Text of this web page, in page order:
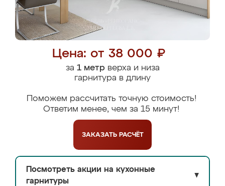
Цена: от 38 000 ₽
за 1 метрверха и низа
гарнитура в длину
Поможем рассчитать точную стоимость!
Ответим менее, чем за 15 минут!
ЗАКАЗАТЬ РАСЧЁТ
Посмотреть акции на кухонные
гарнитуры
▼